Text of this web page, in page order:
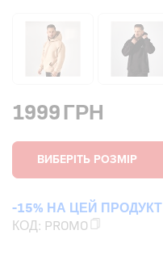
1999ГРН
-15% НА ЦЕЙ ПРОДУКТ
КОД: PROMO